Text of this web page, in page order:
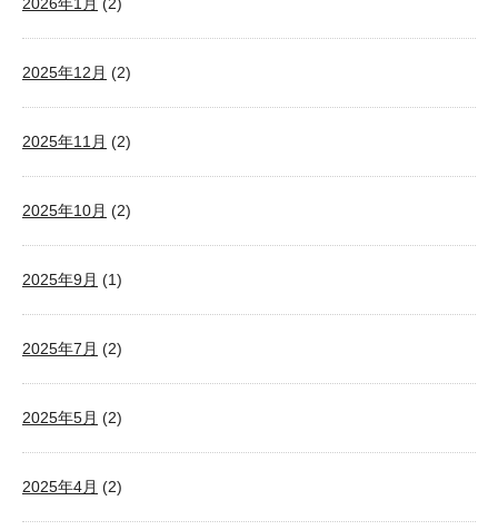
2025年12月 (2)
2025年11月 (2)
2025年10月 (2)
2025年9月 (1)
2025年7月 (2)
2025年5月 (2)
2025年4月 (2)